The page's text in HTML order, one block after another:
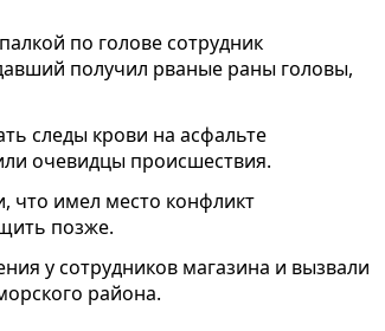
по голове сотрудник
получил рваные раны головы,
следы крови на асфальте
очевидцы происшествия.
что имел место конфликт
позже.
у сотрудников магазина и вызвали
района.